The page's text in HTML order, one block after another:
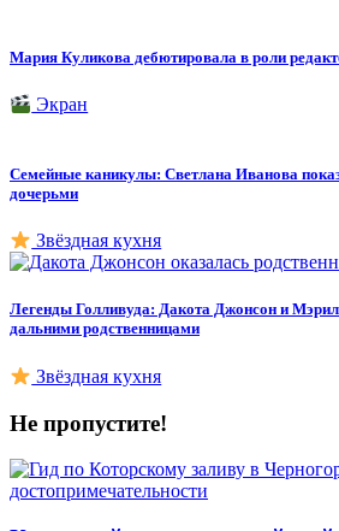
Мария Куликова дебютировала в роли
Экран
Семейные каникулы: Светлана Иванова
дочерьми
Звёздная кухня
Легенды Голливуда: Дакота Джонсон и
дальними родственницами
Звёздная кухня
Не пропустите!